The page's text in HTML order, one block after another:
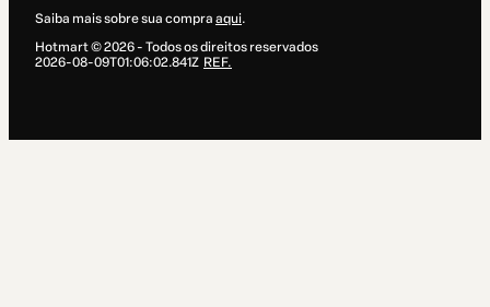
Saiba mais sobre sua compra aqui.
Hotmart ©2026- Todos os direitos reservados
2026-08-09T01:06:02.841Z REF.